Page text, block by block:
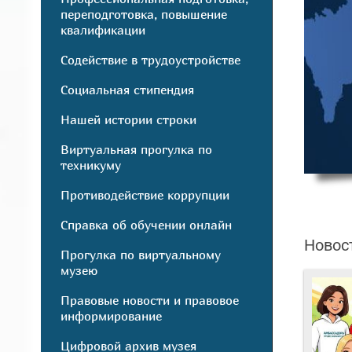
переподготовка, повышение
квалификации
Содействие в трудоустройстве
Социальная стипендия
Нашей истории строки
Виртуальная прогулка по
техникуму
Противодействие коррупции
Справка об обучении онлайн
Прогулка по виртуальному
музею
Правовые новости и правовое
информирование
Цифровой архив музея